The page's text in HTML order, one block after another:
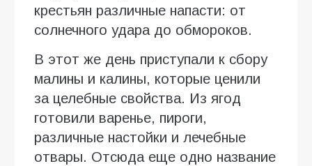
крестьян различные напасти: от
солнечного удара до обмороков.
В этот же день приступали к сбору
малины и калины, которые ценили
за целебные свойства. Из ягод
готовили варенье, пироги,
различные настойки и лечебные
отвары. Отсюда еще одно название